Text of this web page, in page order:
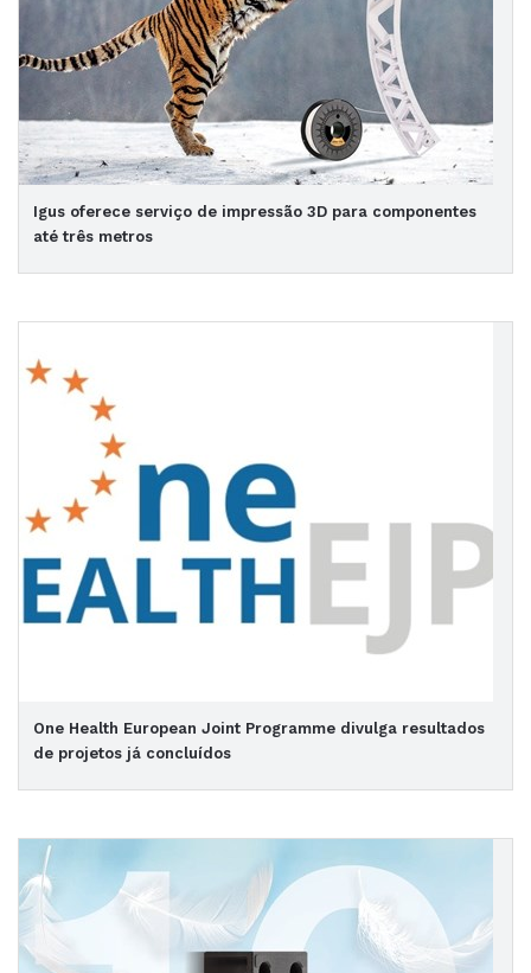
Igus oferece serviço de impressão 3D para componentes
até três metros
One Health European Joint Programme divulga resultados
de projetos já concluídos